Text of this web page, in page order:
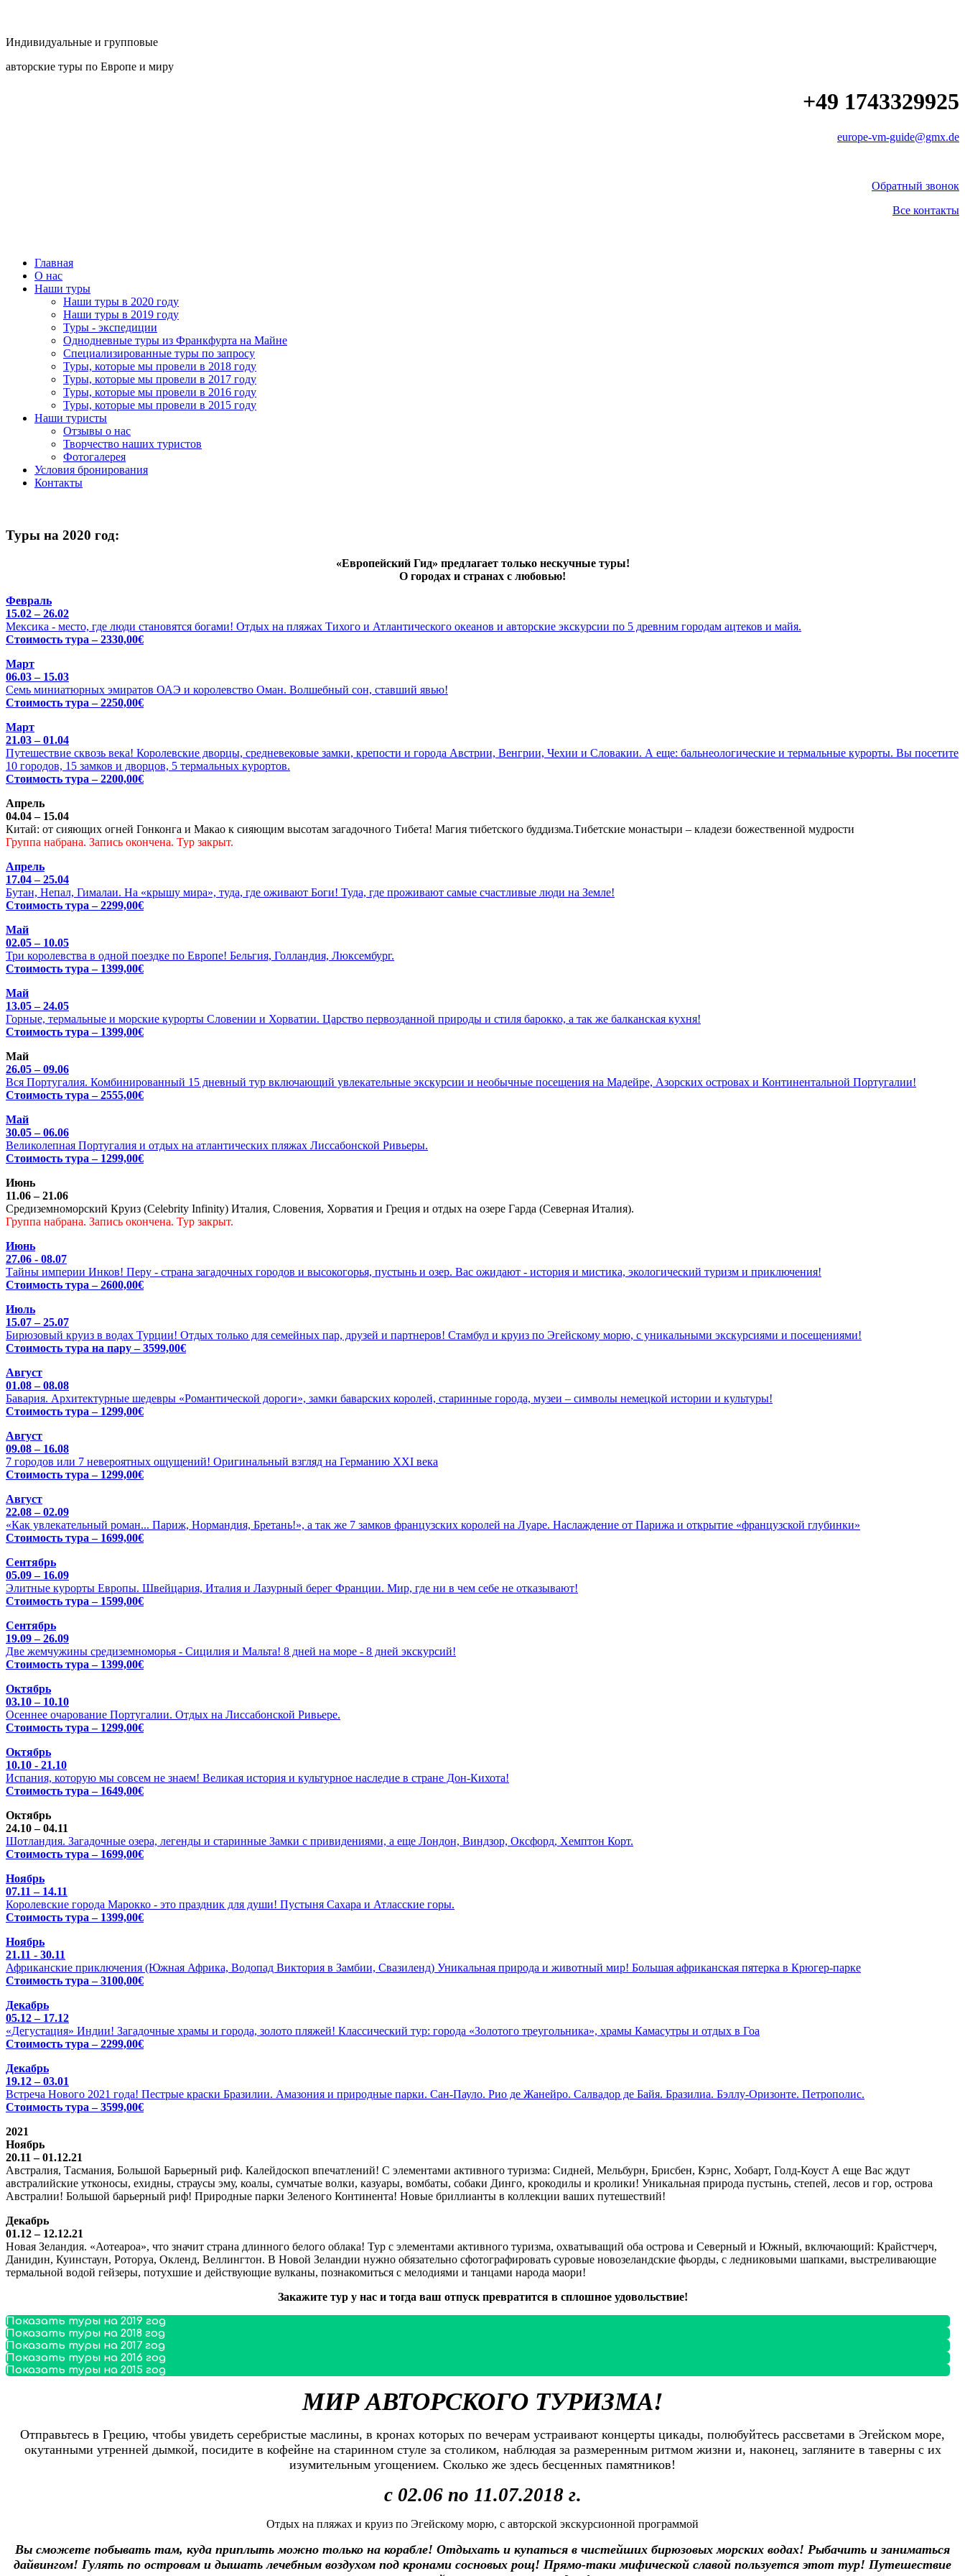
Индивидуальные и групповые
авторские туры по Европе и миру
+49 1743329925
europe-vm-guide@gmx.de
Обратный звонок
Все контакты
Главная
О нас
Наши туры
Наши туры в 2020 году
Наши туры в 2019 году
Туры - экспедиции
Однодневные туры из Франкфурта на Майне
Специализированные туры по запросу
Туры, которые мы провели в 2018 году
Туры, которые мы провели в 2017 году
Туры, которые мы провели в 2016 году
Туры, которые мы провели в 2015 году
Наши туристы
Отзывы о нас
Творчество наших туристов
Фотогалерея
Условия бронирования
Контакты
Туры на 2020 год:
«Европейский Гид» предлагает только нескучные туры!
О городах и странах с любовью!
Февраль
15.02 – 26.02
Мексика - место, где люди становятся богами! Отдых на пляжах Тихого и Атлантического океанов и авторские экскурсии по 5 древним городам ацтеков и майя.
Стоимость тура – 2330,00€
Март
06.03 – 15.03
Семь миниатюрных эмиратов ОАЭ и королевство Оман. Волшебный сон, ставший явью!
Стоимость тура – 2250,00€
Март
21.03 – 01.04
Путешествие сквозь века! Королевские дворцы, средневековые замки, крепости и города Австрии, Венгрии, Чехии и Словакии. А еще: бальнеологические и термальные курорты. Вы посетите
10 городов, 15 замков и дворцов, 5 термальных курортов.
Стоимость тура – 2200,00€
Апрель
04.04 – 15.04
Китай: от сияющих огней Гонконга и Макао к сияющим высотам загадочного Тибета! Магия тибетского буддизма.Тибетские монастыри – кладези божественной мудрости
Группа набрана. Запись окончена. Тур закрыт.
Апрель
17.04 – 25.04
Бутан, Непал, Гималаи. На «крышу мира», туда, где оживают Боги! Туда, где проживают самые счастливые люди на Земле!
Стоимость тура – 2299,00€
Май
02.05 – 10.05
Три королевства в одной поездке по Европе! Бельгия, Голландия, Люксембург.
Стоимость тура – 1399,00€
Май
13.05 – 24.05
Горные, термальные и морские курорты Словении и Хорватии. Царство первозданной природы и стиля барокко, а так же балканская кухня!
Стоимость тура – 1399,00€
Май
26.05 – 09.06
Вся Португалия. Комбинированный 15 дневный тур включающий увлекательные экскурсии и необычные посещения на Мадейре, Азорских островах и Континентальной Португалии!
Стоимость тура – 2555,00€
Май
30.05 – 06.06
Великолепная Португалия и отдых на атлантических пляжах Лиссабонской Ривьеры.
Стоимость тура – 1299,00€
Июнь
11.06 – 21.06
Средиземноморский Круиз (Celebrity Infinity) Италия, Словения, Хорватия и Греция и отдых на озере Гарда (Северная Италия).
Группа набрана. Запись окончена. Тур закрыт.
Июнь
27.06 - 08.07
Тайны империи Инков! Перу - страна загадочных городов и высокогорья, пустынь и озер. Вас ожидают - история и мистика, экологический туризм и приключения!
Стоимость тура – 2600,00€
Июль
15.07 – 25.07
Бирюзовый круиз в водах Турции! Отдых только для семейных пар, друзей и партнеров! Стамбул и круиз по Эгейскому морю, с уникальными экскурсиями и посещениями!
Стоимость тура на пару – 3599,00€
Август
01.08 – 08.08
Бавария. Архитектурные шедевры «Романтической дороги», замки баварских королей, старинные города, музеи – символы немецкой истории и культуры!
Стоимость тура – 1299,00€
Август
09.08 – 16.08
7 городов или 7 невероятных ощущений! Оригинальный взгляд на Германию XXI века
Стоимость тура – 1299,00€
Август
22.08 – 02.09
«Как увлекательный роман... Париж, Нормандия, Бретань!», а так же 7 замков французских королей на Луаре. Наслаждение от Парижа и открытие «французской глубинки»
Стоимость тура – 1699,00€
Сентябрь
05.09 – 16.09
Элитные курорты Европы. Швейцария, Италия и Лазурный берег Франции. Мир, где ни в чем себе не отказывают!
Стоимость тура – 1599,00€
Сентябрь
19.09 – 26.09
Две жемчужины средиземноморья - Сицилия и Мальта! 8 дней на море - 8 дней экскурсий!
Стоимость тура – 1399,00€
Октябрь
03.10 – 10.10
Осеннее очарование Португалии. Отдых на Лиссабонской Ривьере.
Стоимость тура – 1299,00€
Октябрь
10.10 - 21.10
Испания, которую мы совсем не знаем! Великая история и культурное наследие в стране Дон-Кихота!
Стоимость тура – 1649,00€
Октябрь
24.10 – 04.11
Шотландия. Загадочные озера, легенды и старинные Замки с привидениями, а еще Лондон, Виндзор, Оксфорд, Хемптон Корт.
Стоимость тура – 1699,00€
Ноябрь
07.11 – 14.11
Королевские города Марокко - это праздник для души! Пустыня Сахара и Атласские горы.
Стоимость тура – 1399,00€
Ноябрь
21.11 - 30.11
Африканские приключения (Южная Африка, Водопад Виктория в Замбии, Свазиленд) Уникальная природа и животный мир! Большая африканская пятерка в Крюгер-парке
Стоимость тура – 3100,00€
Декабрь
05.12 – 17.12
«Дегустация» Индии! Загадочные храмы и города, золото пляжей! Классический тур: города «Золотого треугольника», храмы Камасутры и отдых в Гоа
Стоимость тура – 2299,00€
Декабрь
19.12 – 03.01
Встреча Нового 2021 года! Пестрые краски Бразилии. Амазония и природные парки. Сан-Пауло. Рио де Жанейро. Салвадор де Байя. Бразилиа. Бэллу-Оризонте. Петрополис.
Стоимость тура – 3599,00€
2021
Ноябрь
20.11 – 01.12.21
Австралия, Тасмания, Большой Барьерный риф. Калейдоскоп впечатлений! С элементами активного туризма: Сидней, Мельбурн, Брисбен, Кэрнс, Хобарт, Голд-Коуст А еще Вас ждут
австралийские утконосы, ехидны, страусы эму, коалы, сумчатые волки, казуары, вомбаты, собаки Динго, крокодилы и кролики! Уникальная природа пустынь, степей, лесов и гор, острова
Австралии! Большой барьерный риф! Природные парки Зеленого Континента! Новые бриллианты в коллекции ваших путешествий!
Декабрь
01.12 – 12.12.21
Новая Зеландия. «Аотеароа», что значит страна длинного белого облака! Тур с элементами активного туризма, охватыващий оба острова и Северный и Южный, включающий: Крайстчерч,
Данидин, Куинстаун, Роторуа, Окленд, Веллингтон. В Новой Зеландии нужно обязательно сфотографировать суровые новозеландские фьорды, с ледниковыми шапками, выстреливающие
термальной водой гейзеры, потухшие и действующие вулканы, познакомиться с мелодиями и танцами народа маори!
Закажите тур у нас и тогда ваш отпуск превратится в сплошное удовольствие!
Показать туры на 2019 год
Показать туры на 2018 год
Показать туры на 2017 год
Показать туры на 2016 год
Показать туры на 2015 год
МИР АВТОРСКОГО ТУРИЗМА!
Отправьтесь в Грецию, чтобы увидеть серебристые маслины, в кронах которых по вечерам устраивают концерты цикады, полюбуйтесь рассветами в Эгейском море,
окутанными утренней дымкой, посидите в кофейне на старинном стуле за столиком, наблюдая за размеренным ритмом жизни и, наконец, загляните в таверны с их
изумительным угощением. Сколько же здесь бесценных памятников!
c 02.06 по 11.07.2018 г.
Отдых на пляжах и круиз по Эгейскому морю, с авторской экскурсионной программой
Вы сможете побывать там, куда приплыть можно только на корабле! Отдыхать и купаться в чистейших бирюзовых морских водах! Рыбачить и заниматься
дайвингом! Гулять по островам и дышать лечебным воздухом под кронами сосновых рощ! Прямо-таки мифической славой пользуется этот тур! Путешествие